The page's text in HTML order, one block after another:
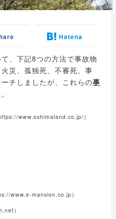
Hatena
、下記8つの方法で事故物
災、孤独死、不審死、事
チしましたが、これらの事
www.oshimaland.co.jp/ ）
www.e-mansion.co.jp）
）